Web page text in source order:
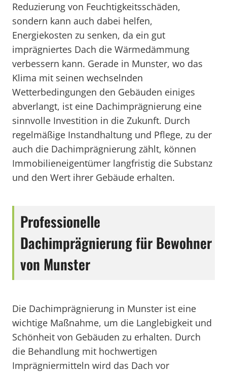
Reduzierung von Feuchtigkeitsschäden,
sondern kann auch dabei helfen,
Energiekosten zu senken, da ein gut
imprägniertes Dach die Wärmedämmung
verbessern kann. Gerade in Munster, wo das
Klima mit seinen wechselnden
Wetterbedingungen den Gebäuden einiges
abverlangt, ist eine Dachimprägnierung eine
sinnvolle Investition in die Zukunft. Durch
regelmäßige Instandhaltung und Pflege, zu der
auch die Dachimprägnierung zählt, können
Immobilieneigentümer langfristig die Substanz
und den Wert ihrer Gebäude erhalten.
Professionelle
Dachimprägnierung für Bewohner
von Munster
Die Dachimprägnierung in Munster ist eine
wichtige Maßnahme, um die Langlebigkeit und
Schönheit von Gebäuden zu erhalten. Durch
die Behandlung mit hochwertigen
Imprägniermitteln wird das Dach vor